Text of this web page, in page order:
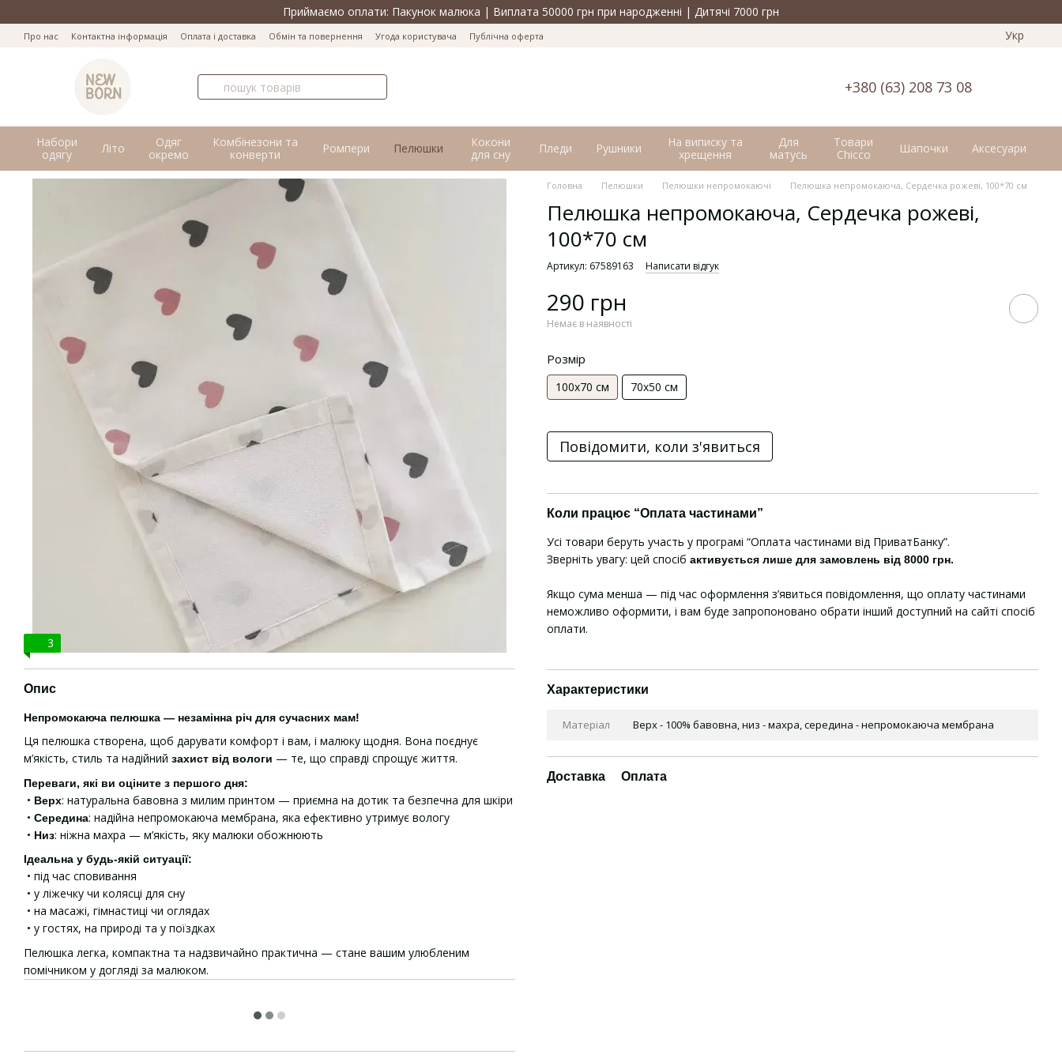
Приймаємо оплати: Пакунок малюка | Виплата 50000 грн при народженні | Дитячі 7000 грн
Про нас Контактна інформація Оплата і доставка Обмін та повернення Угода користувача Публічна оферта Укр
+380 (63) 208 73 08
Набори
одягу
Літо
Одяг
окремо
Комбінезони та
конверти
Ромпери Пелюшки
Кокони
для сну
Пледи Рушники
На виписку та
хрещення
Для
матусь
Товари
Chicco
Шапочки Аксесуари
3
Опис
Непромокаюча пелюшка — незамінна річ для сучасних мам!
Ця пелюшка створена, щоб дарувати комфорт і вам, і малюку щодня. Вона поєднує
м’якість, стиль та надійний захист від вологи — те, що справді спрощує життя.
Переваги, які ви оціните з першого дня:
• Верх: натуральна бавовна з милим принтом — приємна на дотик та безпечна для шкіри
• Середина: надійна непромокаюча мембрана, яка ефективно утримує вологу
• Низ: ніжна махра — м’якість, яку малюки обожнюють
Ідеальна у будь-якій ситуації:
• під час сповивання
• у ліжечку чи колясці для сну
• на масажі, гімнастиці чи оглядах
• у гостях, на природі та у поїздках
Пелюшка легка, компактна та надзвичайно практична — стане вашим улюбленим
помічником у догляді за малюком.
Головна Пелюшки Пелюшки непромокаючі Пелюшка непромокаюча, Сердечка рожеві, 100*70 см
Пелюшка непромокаюча, Сердечка рожеві,
100*70 см
Артикул: 67589163 Написати відгук
290 грн
Немає в наявності
Розмір
100х70 см 70х50 см
Повідомити, коли з'явиться
Коли працює “Оплата частинами”
Усі товари беруть участь у програмі “Оплата частинами від ПриватБанку”.
Зверніть увагу: цей спосіб активується лише для замовлень від 8000 грн.
Якщо сума менша — під час оформлення з’явиться повідомлення, що оплату частинами
неможливо оформити, і вам буде запропоновано обрати інший доступний на сайті спосіб
оплати.
Характеристики
Матеріал Верх - 100% бавовна, низ - махра, середина - непромокаюча мембрана
Доставка Оплата